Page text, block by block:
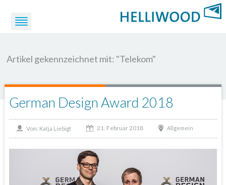
Artikel gekennzeichnet mit: "Telekom"
German Design Award 2018
Von: Katja Liebigt 21. Februar 2018 Allgemein